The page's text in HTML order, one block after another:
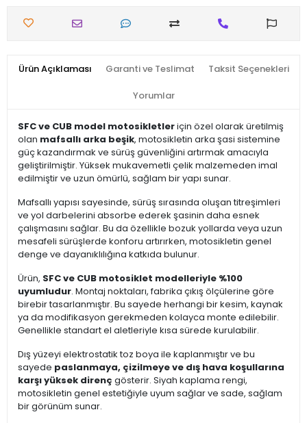
Ürün Açıklaması Garanti ve Teslimat Taksit Seçenekleri
Yorumlar
SFC ve CUB model motosikletleriçin özel olarak üretilmiş
olan mafsallı arka beşik, motosikletin arka şasi sistemine
güç kazandırmak ve sürüş güvenliğini artırmak amacıyla
geliştirilmiştir. Yüksek mukavemetli çelik malzemeden imal
edilmiştir ve uzun ömürlü, sağlam bir yapı sunar.
Mafsallı yapısı sayesinde, sürüş sırasında oluşan titreşimleri
ve yol darbelerini absorbe ederek şasinin daha esnek
çalışmasını sağlar. Bu da özellikle bozuk yollarda veya uzun
mesafeli sürüşlerde konforu artırırken, motosikletin genel
denge ve dayanıklılığına katkıda bulunur.
Ürün, SFC ve CUB motosiklet modelleriyle %100
uyumludur. Montaj noktaları, fabrika çıkış ölçülerine göre
birebir tasarlanmıştır. Bu sayede herhangi bir kesim, kaynak
ya da modifikasyon gerekmeden kolayca monte edilebilir.
Genellikle standart el aletleriyle kısa sürede kurulabilir.
Dış yüzeyi elektrostatik toz boya ile kaplanmıştır ve bu
sayede paslanmaya, çizilmeye ve dış hava koşullarına
karşı yüksek direnç gösterir. Siyah kaplama rengi,
motosikletin genel estetiğiyle uyum sağlar ve sade, sağlam
bir görünüm sunar.